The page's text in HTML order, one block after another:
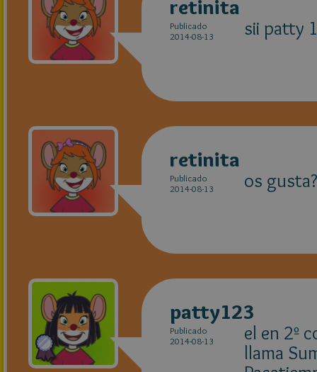
retinita
Publicado
2014-08-13
sii patty
retinita
Publicado
2014-08-13
os
patty123
Publicado
2014-08-13
el en 2º
llama